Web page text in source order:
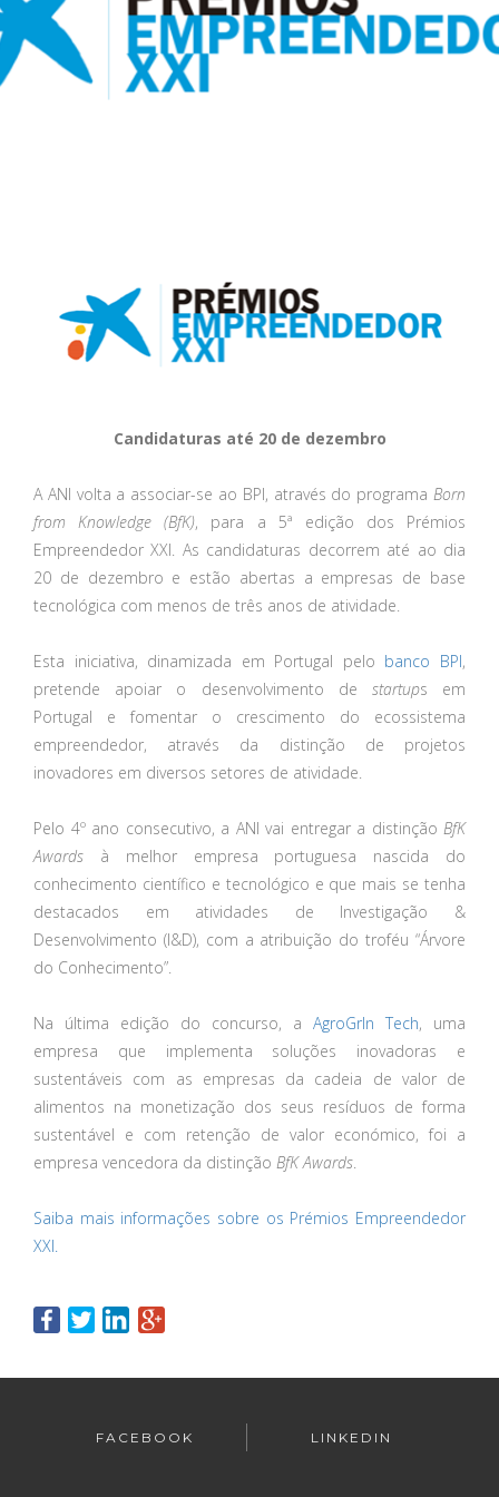
Candidaturas até 20 de dezembro
A ANI volta a associar-se ao BPI, através do programa Born
from Knowledge (BfK), para a 5ª edição dos Prémios
Empreendedor XXI. As candidaturas decorrem até ao dia
20 de dezembro e estão abertas a empresas de base
tecnológica com menos de três anos de atividade.
Esta iniciativa, dinamizada em Portugal pelo banco BPI,
pretende apoiar o desenvolvimento de startups em
Portugal e fomentar o crescimento do ecossistema
empreendedor, através da distinção de projetos
inovadores em diversos setores de atividade.
Pelo 4º ano consecutivo, a ANI vai entregar a distinção BfK
Awards à melhor empresa portuguesa nascida do
conhecimento científico e tecnológico e que mais se tenha
destacados em atividades de Investigação &
Desenvolvimento (I&D), com a atribuição do troféu “Árvore
do Conhecimento”.
Na última edição do concurso, a AgroGrIn Tech, uma
empresa que implementa soluções inovadoras e
sustentáveis com as empresas da cadeia de valor de
alimentos na monetização dos seus resíduos de forma
sustentável e com retenção de valor económico, foi a
empresa vencedora da distinção BfK Awards.
Saiba mais informações sobre os Prémios Empreendedor
XXI.
FACEBOOK LINKEDIN